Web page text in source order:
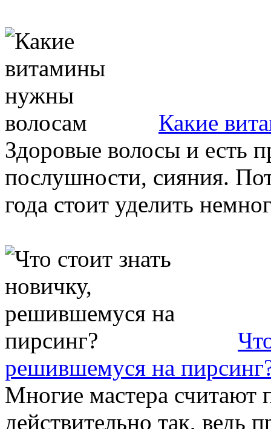
Какие
Здоровые волосы и есть
послушности, сияния.
года стоит уделить
решившемуся на
Многие мастера считают
действительно так, ведь